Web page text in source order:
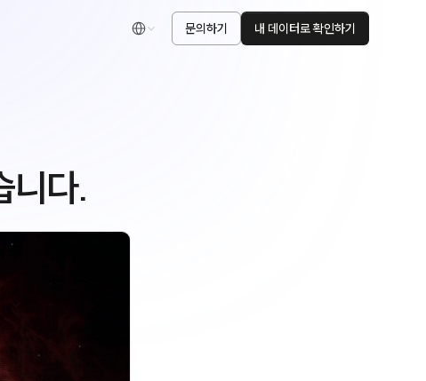
한국어 문의하기 내 데이터로 확인하기
니다.